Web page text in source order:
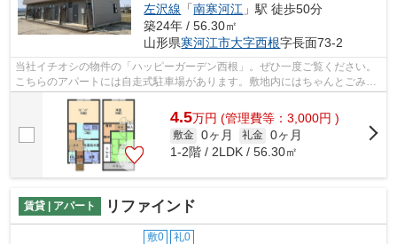
左沢線 「南寒河江 」駅 徒歩50分
築24年 / 56.30㎡
山形県寒河江市大字西根字長面73-2
当社イチオシの物件の「ハッピーガーデン西根」。ぜひ一度ご覧ください。
こちらのアパートには自走式駐車場があります。敷地内にはちゃんとごみ置
き場もあります。こちらの物件はアパ...
4.5万円 (管理費等：3,000円 )
敷金 0ヶ月 礼金 0ヶ月
1-2階 / 2LDK / 56.30㎡
賃貸 | アパート リファインド
敷0 礼0